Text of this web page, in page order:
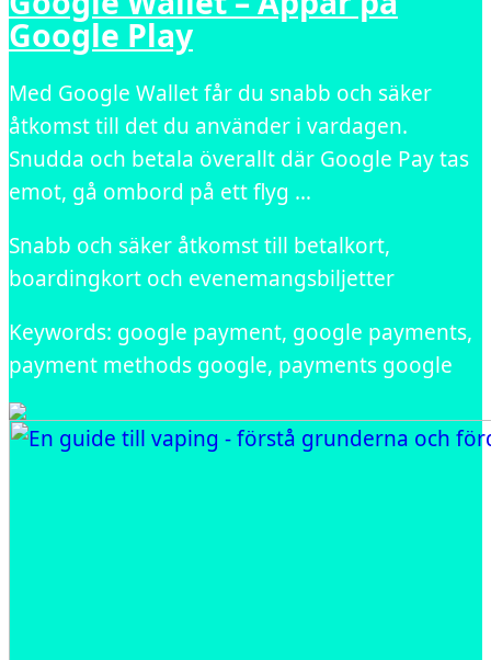
Google Play
Med Google Wallet får du snabb och säker
åtkomst till det du använder i vardagen.
Snudda och betala överallt där Google Pay tas
emot, gå ombord på ett flyg …
Snabb och säker åtkomst till betalkort,
boardingkort och evenemangsbiljetter
Keywords: google payment, google payments,
payment methods google, payments google